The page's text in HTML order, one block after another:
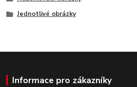
Jednotlivé obrázky
Informace pro zákazníky